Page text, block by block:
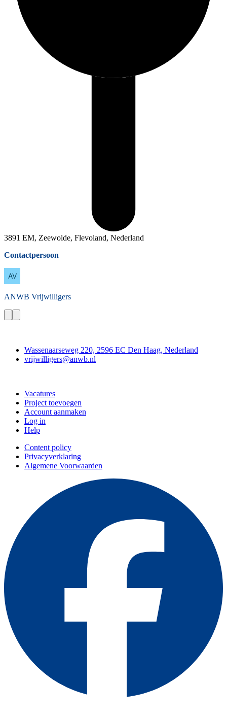
3891 EM, Zeewolde, Flevoland, Nederland
Contactpersoon
ANWB Vrijwilligers
Wassenaarseweg 220, 2596 EC Den Haag, Nederland
vrijwilligers@anwb.nl
Vacatures
Project toevoegen
Account aanmaken
Log in
Help
Content policy
Privacyverklaring
Algemene Voorwaarden